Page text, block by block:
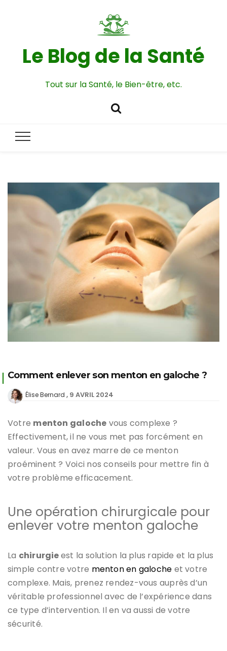
Le Blog de la Santé
Tout sur la Santé, le Bien-être, etc.
Comment enlever son menton en galoche ?
Élise Bernard 9 AVRIL 2024
Votre menton galoche vous complexe ?
Effectivement, il ne vous met pas forcément en
valeur. Vous en avez marre de ce menton
proéminent ? Voici nos conseils pour mettre fin à
votre problème efficacement.
Une opération chirurgicale pour
enlever votre menton galoche
La chirurgieest la solution la plus rapide et la plus
simple contre votre menton en galoche et votre
complexe. Mais, prenez rendez-vous auprès d’un
véritable professionnel avec de l’expérience dans
ce type d’intervention. Il en va aussi de votre
sécurité.